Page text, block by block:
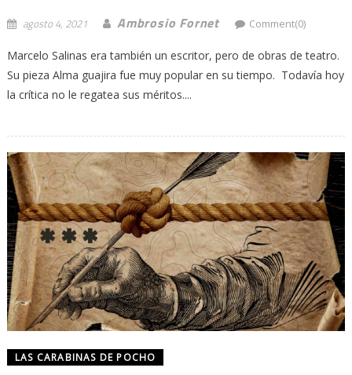
agosto 4, 2021 Ambrosio Fornet Comment(0)
Marcelo Salinas era también un escritor, pero de obras de teatro.
Su pieza Alma guajira fue muy popular en su tiempo. Todavía hoy
la crítica no le regatea sus méritos....
LAS CARABINAS DE POCHO